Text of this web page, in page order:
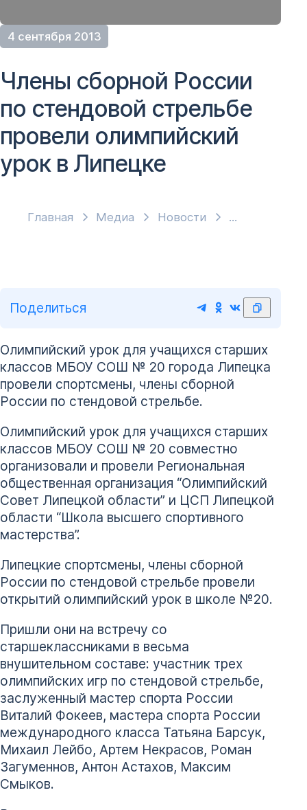
4 сентября 2013
Главная Медиа Новости
Члены сборной России
по стендовой стрельбе
провели олимпийский
урок в Липецке
Поделиться
Олимпийский урок для учащихся старших
классов МБОУ СОШ № 20 города Липецка
провели спортсмены, члены сборной
России по стендовой стрельбе.
Олимпийский урок для учащихся старших
классов МБОУ СОШ № 20 совместно
организовали и провели Региональная
общественная организация “Олимпийский
Совет Липецкой области” и ЦСП Липецкой
области “Школа высшего спортивного
мастерства”.
Липецкие спортсмены, члены сборной
России по стендовой стрельбе провели
открытий олимпийский урок в школе №20.
Пришли они на встречу со
старшеклассниками в весьма
внушительном составе: участник трех
олимпийских игр по стендовой стрельбе,
заслуженный мастер спорта России
Виталий Фокеев, мастера спорта России
международного класса Татьяна Барсук,
Михаил Лейбо, Артем Некрасов, Роман
Загуменнов, Антон Астахов, Максим
Смыков.